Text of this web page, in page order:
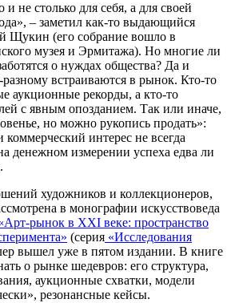
и не столько для себя, а для своей
– заметил как-то выдающийся
Щукин (его собрание вошло в
музея и Эрмитажа). Но многие ли
о нуждах общества? Да и
встраиваются в рынок. Кто-то
аукционные рекорды, а кто-то
с явным опозданием. Так или иначе,
но можно рукопись продать»:
коммерческий интерес не всегда
денежном измерении успеха едва ли
художников и коллекционеров,
в монографии искусствоведа
рынок в XXI веке: пространство
(серия «Исследования
вышел уже в пятом издании. В книге
о рынке шедевров: его структура,
аукционные схватки, модели
резонансные кейсы.